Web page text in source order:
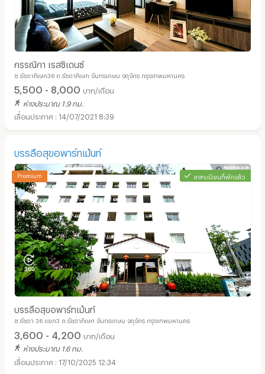
กรรณิกา เรสซิเดนซ์
ซ.รัชดาภิเษก36 ถ.รัชดาภิเษก จันทรเกษม จตุจักร กรุงเทพมหานคร
5,500 - 8,000 บาท/เดือน
ห่างประมาณ 1.9 กม.
14/07/2021 8:39
บรรลือสุขอพาร์ทเม้นท์
ลงทะเบียนที่พักแล้ว
บรรลือสุขอพาร์ทเม้นท์
ซ.รัชดา 36 แยก3 ถ.รัชดาภิเษก จันทรเกษม จตุจักร กรุงเทพมหานคร
3,600 - 4,200 บาท/เดือน
ห่างประมาณ 1.6 กม.
17/10/2025 12:34